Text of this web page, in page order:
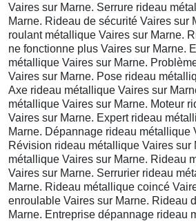
Vaires sur Marne. Serrure rideau
Marne. Rideau de sécurité Vaires sur
roulant métallique Vaires sur Marne.
ne fonctionne plus Vaires sur Marne.
métallique Vaires sur Marne.
Vaires sur Marne. Pose rideau
Axe rideau métallique Vaires sur
métallique Vaires sur Marne. Moteur
Vaires sur Marne. Expert rideau
Marne. Dépannage rideau métallique
Révision rideau métallique Vaires sur
métallique Vaires sur Marne. Rideau
Vaires sur Marne. Serrurier rideau
Marne. Rideau métallique coincé
enroulable Vaires sur Marne. Rideau
Marne. Entreprise dépannage rideau